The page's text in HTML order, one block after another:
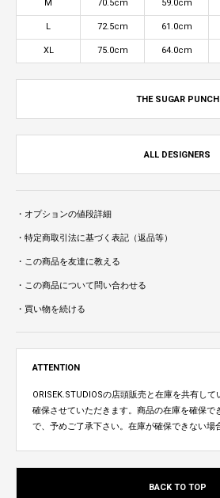
M 70.5cm 59.0cm
L 72.5cm 61.0cm
XL 75.0cm 64.0cm
THE SUGAR PUNCH
ALL DESIGNERS
・オプションの値段詳細
・特定商取引法に基づく表記（返品等）
・この商品を友達に教える
・この商品について問い合わせる
・買い物を続ける
ATTENTION
ORISEK.STUDIOSの店頭販売と在庫を共有し
確保させていただきます。商品の在庫を確保で
で、予めご了承下さい。在庫が確保できない場
BACK TO TOP